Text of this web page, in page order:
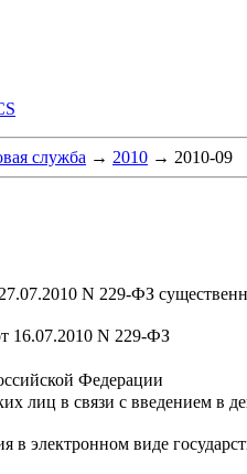
служба → 2010 → 2010-09
N 229-ФЗ
16.07.2010 N 229-ФЗ
Федерации
лиц в связи с введением в
электронном виде